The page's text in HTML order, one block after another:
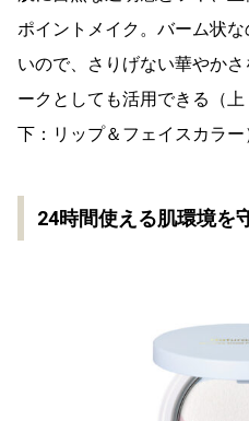
ポイントメイク。バーム状
いので、さりげない華やか
ークとしても活用できる（上
下：リップ＆フェイスカラー
24時間使える肌環境を